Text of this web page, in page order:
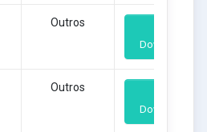
Outros
Download
Outros
Download